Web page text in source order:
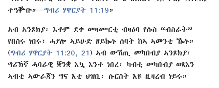
ተዓቝቡ።—ግብሪ ሃዋርያት 11:19።
ኣብ ኣንጾክያ፡ እቶም ደቀ መዛሙርቲ ብዛዕባ የሱስ “ብስራት”
የበስሩ ነበሩ፣ ሓያሎ ኣይሁድ ዘይኰኑ ሰባት ከኣ ኣመንቲ ዀኑ።
(ግብሪ ሃዋርያት 11:20, 21 ) ኣብ ውሽጢ መካበብያ ኣንጾክያ፡
ግሪኽኛ ሓባራዊ ቛንቋ እኳ እንተ ነበረ፡ ካብቲ መካበብያ ወጻእን
ኣብቲ ኣውራጃን ግና እቲ ህዝቢ፡ ሱርስት እዩ ዚዛረብ ነይሩ።